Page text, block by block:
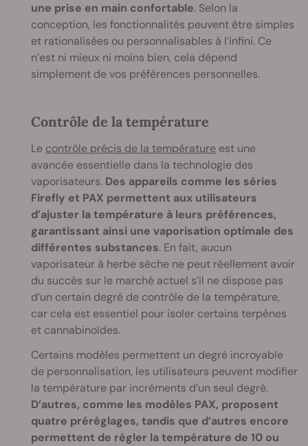
une prise en main confortable. Selon la
conception, les fonctionnalités peuvent être simples
et rationalisées ou personnalisables à l’infini. Ce
n’est ni mieux ni moins bien, cela dépend
simplement de vos préférences personnelles.
Contrôle de la température
Le contrôle précis de la température est une
avancée essentielle dans la technologie des
vaporisateurs. Des appareils comme les séries
Firefly et PAX permettent aux utilisateurs
d’ajuster la température à leurs préférences,
garantissant ainsi une vaporisation optimale des
différentes substances. En fait, aucun
vaporisateur à herbe sèche ne peut réellement avoir
du succès sur le marché actuel s’il ne dispose pas
d’un certain degré de contrôle de la température,
car cela est essentiel pour isoler certains terpènes
et cannabinoïdes.
Certains modèles permettent un degré incroyable
de personnalisation, les utilisateurs peuvent modifier
la température par incréments d’un seul degré.
D’autres, comme les modèles PAX, proposent
quatre préréglages, tandis que d’autres encore
permettent de régler la température de 10 ou